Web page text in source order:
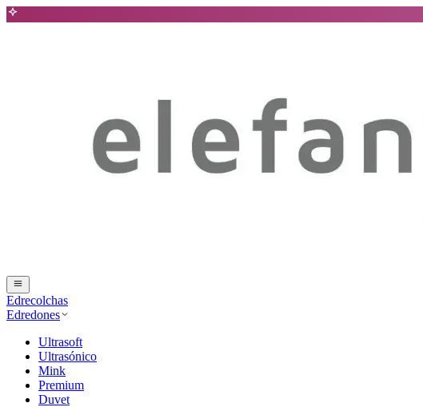
Edrecolchas
Edredones
Ultrasoft
Ultrasónico
Mink
Premium
Duvet